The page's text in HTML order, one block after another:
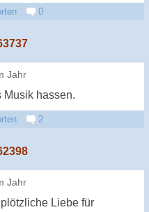
0
Jahr
Musik hassen.
2
Jahr
Liebe für